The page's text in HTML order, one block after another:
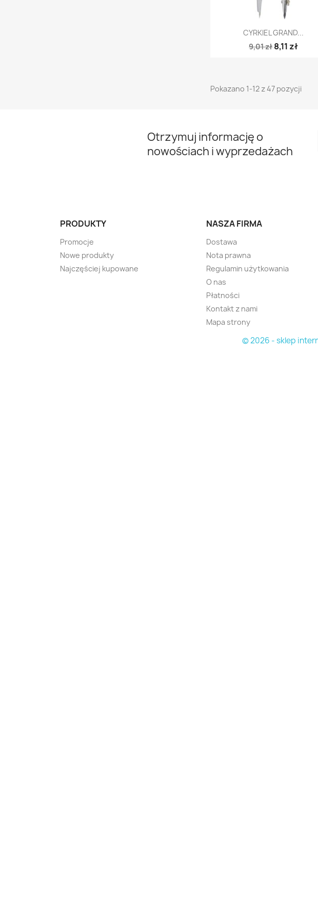
Szybki podgląd
CYRKIEL GRAND...
9,01 zł8,11 zł
Pokazano 1-12 z 47 pozycji
Otrzymuj informację o
nowościach i wyprzedażach
PRODUKTY
Promocje
Nowe produkty
Najczęściej kupowane
NASZA FIRMA
Dostawa
Nota prawna
Regulamin użytkowania
O nas
Płatności
Kontakt z nami
Mapa strony
© 2026 - sklep